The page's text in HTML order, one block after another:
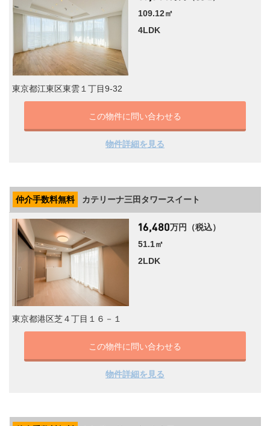
109.12㎡
4LDK
東京都江東区東雲１丁目9-32
この物件に問い合わせる
物件詳細を見る
仲介手数料無料 カテリーナ三田タワースイート
万円（税込）
51.1㎡
2LDK
東京都港区芝４丁目１６－１
この物件に問い合わせる
物件詳細を見る